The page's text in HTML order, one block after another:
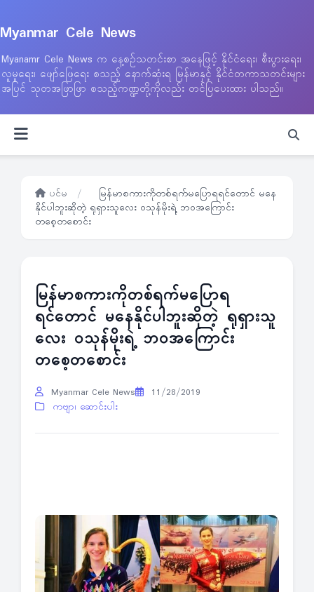
Myanmar Cele News
Myanamr Cele News က နေ့စဉ်သတင်းစာ အနေဖြင့် နိုင်ငံရေး၊ စီးပွားရေး၊
လူမှုရေး၊ ဖျော်ဖြေရေး စသည့် နောက်ဆုံးရ မြန်မာနှင့် နိုင်ငံတကာသတင်းများ
အပြင် သုတအဖြာဖြာ စသည့်ကဏ္ဍတို့ကိုလည်း တင်ပြပေးထား ပါသည်။
ပင်မ /
မြန်မာစကားကိုတစ်ရက်မပြောရရင်တောင် မနေ
နိုင်ပါဘူးဆိုတဲ့ ရုရှားသူလေး ဝသုန်မိုးရဲ့ ဘဝအကြောင်း
တစေ့တစောင်း
မြန်မာစကားကိုတစ်ရက်မပြောရ
ရင်တောင် မနေနိုင်ပါဘူးဆိုတဲ့ ရုရှားသူ
လေး ဝသုန်မိုးရဲ့ ဘဝအကြောင်း
တစေ့တစောင်း
Myanmar Cele News
11/28/2019
ကဗျာ၊ ဆောင်းပါး